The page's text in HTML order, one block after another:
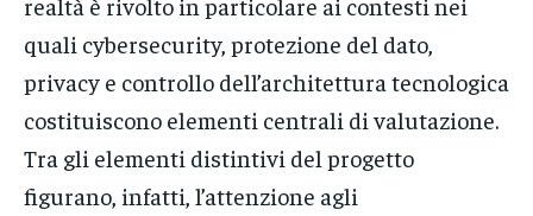
quali cybersecurity, protezione del dato,
privacy e controllo dell’architettura tecnologica
costituiscono elementi centrali di valutazione.
Tra gli elementi distintivi del progetto
figurano, infatti, l’attenzione agli